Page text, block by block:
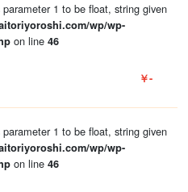
1 to be float, string given
wp/wp-
on line 46
￥-
1 to be float, string given
wp/wp-
on line 46